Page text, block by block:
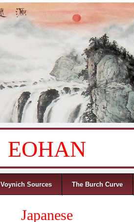
EOHAN
Voynich Sources The Burch Curve
Japanese